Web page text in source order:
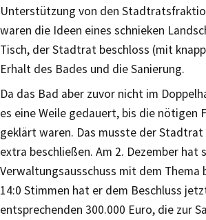
Unterstützung von den
waren die Ideen eines schnieken
Tisch, der Stadtrat beschloss (mit
Erhalt des Bades und die Sanierung.
Da das Bad aber zuvor nicht im
es eine Weile gedauert, bis die nötigen
geklärt waren. Das musste der
extra beschließen. Am 2. Dezember hat
Verwaltungsausschuss mit dem
14:0 Stimmen hat er dem Beschluss
entsprechenden 300.000 Euro, die zur